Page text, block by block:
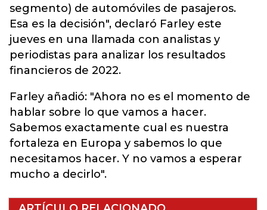
segmento) de automóviles de pasajeros.
Esa es la decisión", declaró Farley este
jueves en una llamada con analistas y
periodistas para analizar los resultados
financieros de 2022.
Farley añadió: "Ahora no es el momento de
hablar sobre lo que vamos a hacer.
Sabemos exactamente cual es nuestra
fortaleza en Europa y sabemos lo que
necesitamos hacer. Y no vamos a esperar
mucho a decirlo".